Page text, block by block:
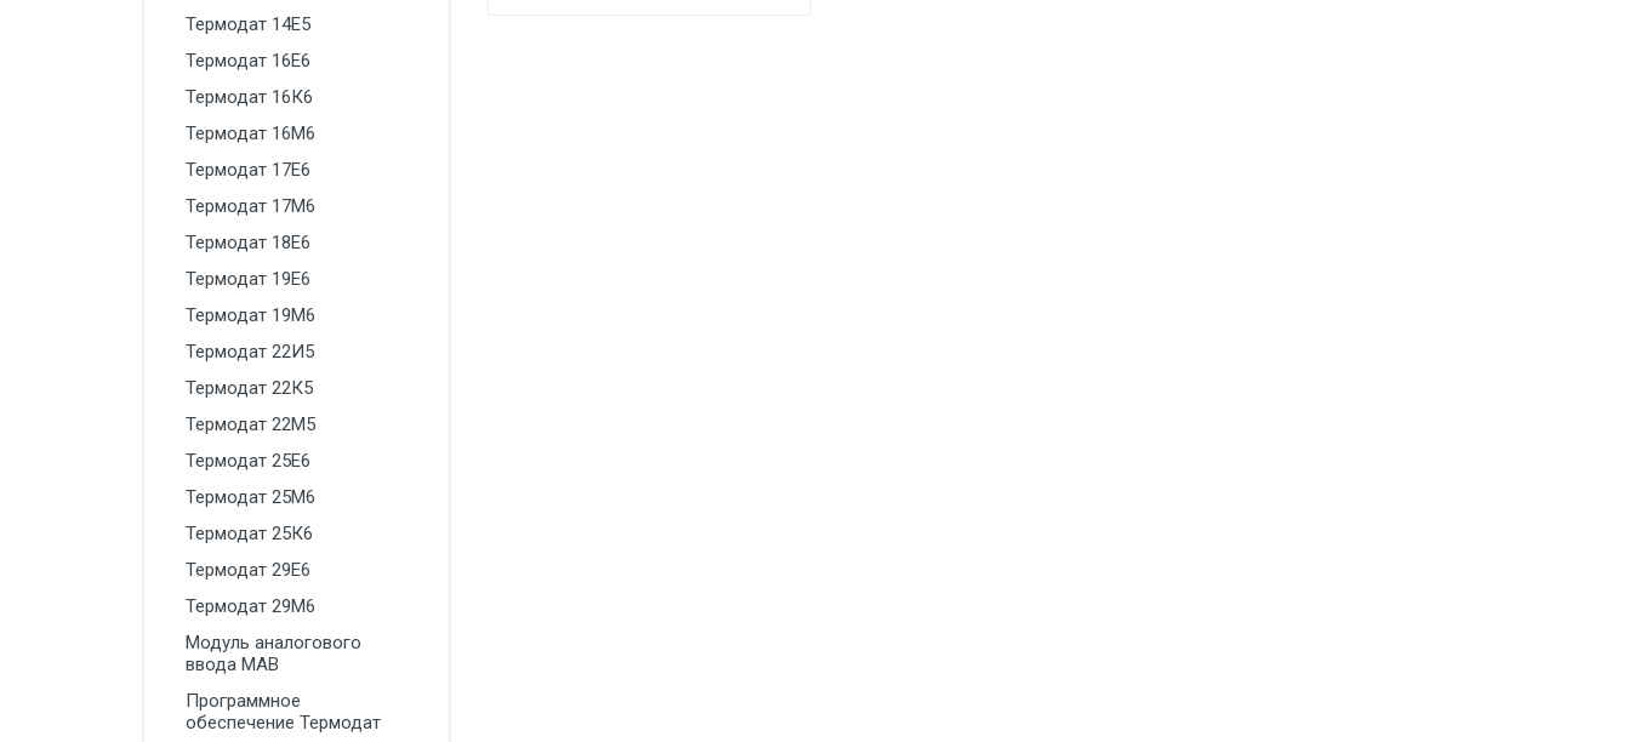
KIPPRIBOR
Термодат
Приборы ПРОМСИТЕХ
ТРИД
Силовые блоки
Автоматы горения Прома
Специализированное
Универсальное
Теплообменное оборудование
Теплообменники ТТАИ
Шаровые краны
Клапаны
Термодат 14Е5
Термодат 16Е6
Термодат 16К6
Термодат 16М6
Термодат 17Е6
Термодат 17М6
Термодат 18Е6
Термодат 19Е6
Термодат 19М6
Термодат 22И5
Термодат 22К5
Термодат 22М5
Термодат 25Е6
Термодат 25М6
Термодат 25К6
Термодат 29Е6
Термодат 29М6
Модуль аналогового
ввода МАВ
Программное
обеспечение Термодат